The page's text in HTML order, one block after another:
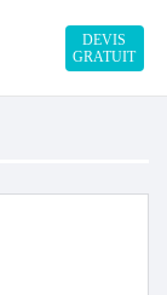
DEVIS
GRATUIT